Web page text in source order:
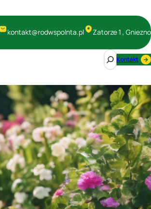
kontakt@rodwspolnta.pl Zatorze 1 , Gniezno
S
e
r
c
h
Kontakt